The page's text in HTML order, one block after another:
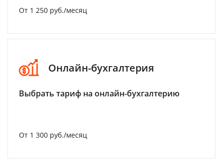
От 1 250 руб./месяц
Онлайн-бухгалтерия
Выбрать тариф на онлайн-бухгалтерию
От 1 300 руб./месяц